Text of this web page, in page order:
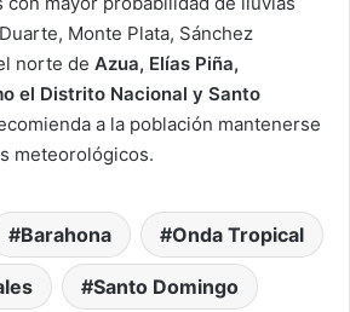
Monte Plata, Sánchez
norte de Azua, Elías Piña,
el Distrito Nacional y Santo
a la población mantenerse
meteorológicos.
Barahona Onda Tropical
Santo Domingo